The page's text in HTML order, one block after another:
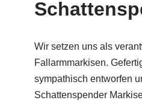
Wir setzen uns als
Fallarmmarkisen.
sympathisch entworfen
Schattenspender